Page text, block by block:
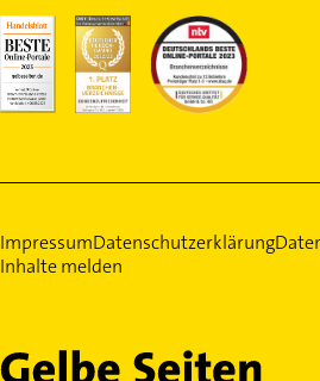
ImpressumDatenschutzerklärung
Inhalte melden